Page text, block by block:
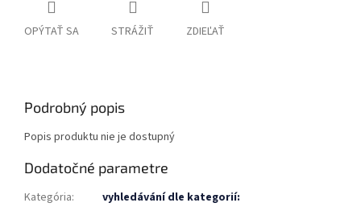
OPÝTAŤ SA STRÁŽIŤ ZDIEĽAŤ
Podrobný popis
Popis produktu nie je dostupný
Dodatočné parametre
Kategória:
vyhledávání dle kategorií: